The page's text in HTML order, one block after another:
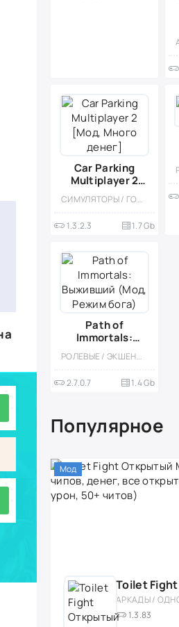
Car Parking
Multiplayer 2
[Мод, Много
денег]
СИМУЛЯТОРЫ / ГОНКИ / ОТКРЫТЫЙ МИР / КАЗУАЛЬНЫЕ / СТИЛИЗАЦИЯ / 3D / ВСТРОЕННЫЙ КЕШ / БОЛЬШАЯ / МОД / ФИЗИКА
1.3.2.3 1.7 Gb
Path of
Immortals:
Выживший
(Мод, РежимРОЛЕВЫЕ / ЭКШЕНЫ / МОД / ВСТРОЕННЫЙ КЕШ / МОНСТРЫ / МАГИЯ / ФЭНТЕЗИ / МНОГОПОЛЬЗОВАТЕЛЬСКАЯ / СОРЕВНОВАТЕЛЬНАЯ / ОДНОПОЛЬЗОВАТЕЛЬСКИЕ / СТИЛИЗАЦИЯ / ВЫЖИВАНИЕ / БОССЫ
2.7.0.7 1.4 Gb
Популярное
Мод
1.3.83